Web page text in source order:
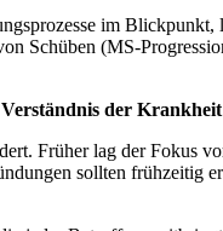
im
Schüben (MS-
der
Früher lag der Fokus
sollten